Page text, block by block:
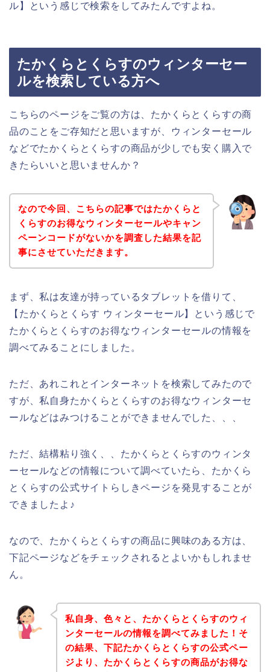
ル】という感じで検索をしてみたんですよね。
たかくらとくらすのウィンターセー
ルを検索している方へ
こちらのページをご覧の方は、たかくらとくらすの商
品のことをご存知だと思いますが、ウィンターセール
などでたかくらとくらすの商品が少しでも安く購入で
きたらいいと思いませんか？
なので今回、こちらの記事ではたかくらと
くらすのお得なウィンターセールやキャン
ペーンコードがないかを調査した結果を記
事にさせていただきます。
まず、私は友達が持っているタブレットを借りて、
【たかくらとくらす ウィンターセール】という感じで
たかくらとくらすのお得なウィンターセールの情報を
調べてみることにしました。
ただ、あれこれとインターネットを検索してみたので
すが、私自身たかくらとくらすのお得なウィンターセ
ールなどはみつけることができませんでした、、、
ただ、結構粘り強く、、たかくらとくらすのウィンタ
ーセールなどの情報について調べていたら、たかくら
とくらすの公式サイトらしきページを発見することが
できましたよ♪
なので、たかくらとくらすの商品に興味のある方は、
下記ページなどをチェックされるとよいかもしれませ
ん。
私自身、色々と、たかくらとくらすのウィ
ンターセールの情報を調べてみました！そ
の結果、下記たかくらとくらすの公式ペー
ジより、たかくらとくらすの商品がお得な